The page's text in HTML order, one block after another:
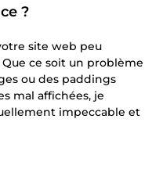
?
site web peu
ce soit un problème
ou des paddings
mal affichées, je
impeccable et